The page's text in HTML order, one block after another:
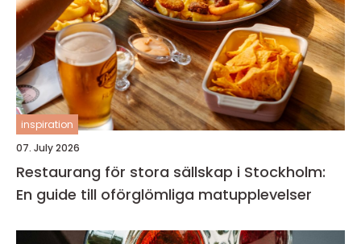
inspiration
07. July 2026
Restaurang för stora sällskap i Stockholm:
En guide till oförglömliga matupplevelser